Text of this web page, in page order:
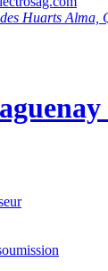
Huarts Alma,